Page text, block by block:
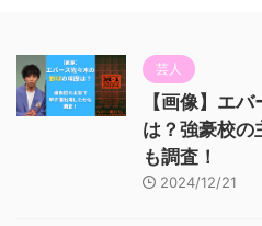
芸人
【画像】エ
は？強豪校の
も調査！
2024/12/21